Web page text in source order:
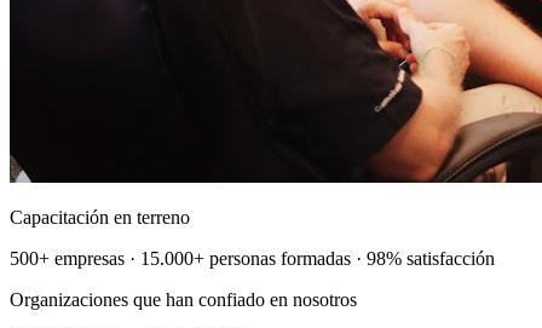
Capacitación en terreno
500+ empresas · 15.000+ personas formadas · 98% satisfacción
Organizaciones que han confiado en nosotros